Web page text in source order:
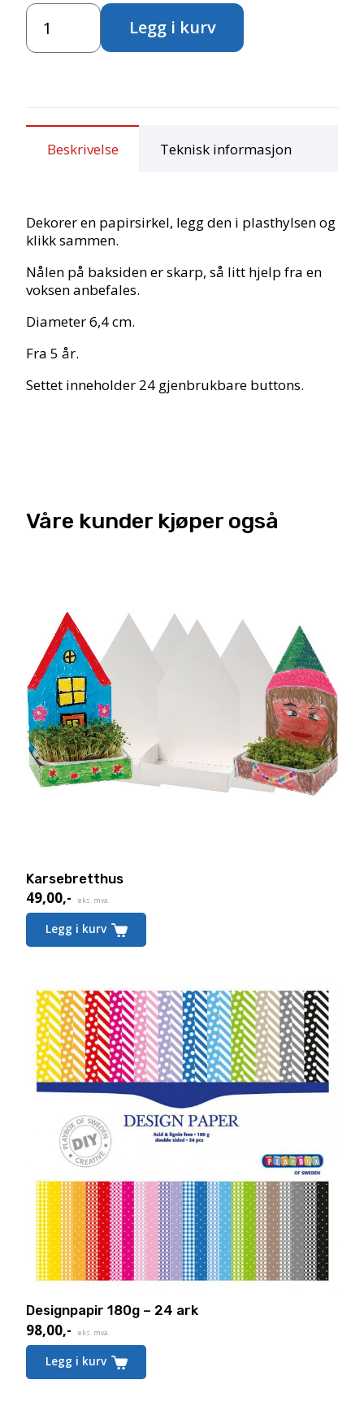
Designer
buttons
antall
Legg i kurv
Beskrivelse Teknisk informasjon
Dekorer en papirsirkel, legg den i plasthylsen og
klikk sammen.
Nålen på baksiden er skarp, så litt hjelp fra en
voksen anbefales.
Diameter 6,4 cm.
Fra 5 år.
Settet inneholder 24 gjenbrukbare buttons.
Våre kunder kjøper også
Karsebretthus
49,00,- eks. mva.
Legg i kurv
Designpapir 180g – 24 ark
98,00,- eks. mva.
Legg i kurv